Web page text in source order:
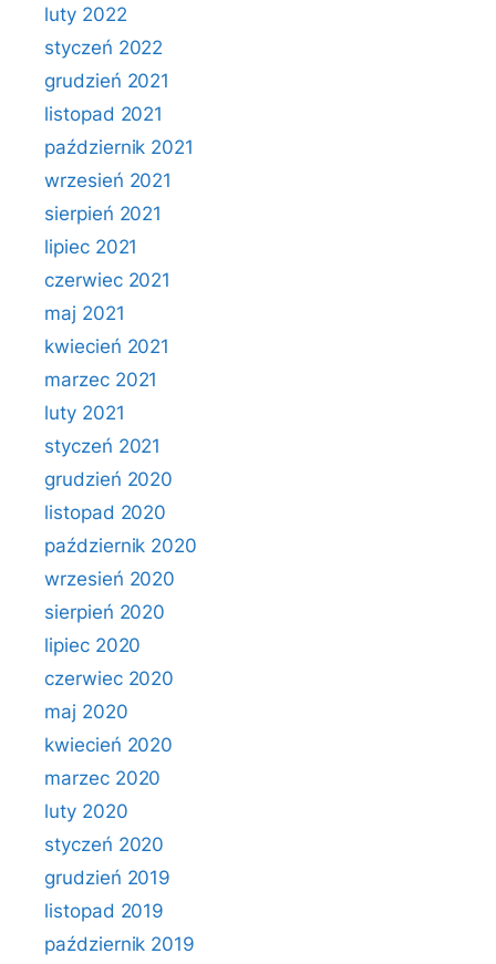
luty 2022
styczeń 2022
grudzień 2021
listopad 2021
październik 2021
wrzesień 2021
sierpień 2021
lipiec 2021
czerwiec 2021
maj 2021
kwiecień 2021
marzec 2021
luty 2021
styczeń 2021
grudzień 2020
listopad 2020
październik 2020
wrzesień 2020
sierpień 2020
lipiec 2020
czerwiec 2020
maj 2020
kwiecień 2020
marzec 2020
luty 2020
styczeń 2020
grudzień 2019
listopad 2019
październik 2019